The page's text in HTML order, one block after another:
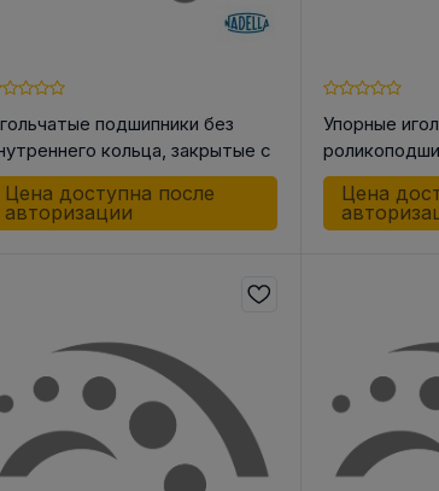
подшипники без
кольца, закрытые с
стороны DLF2012
Цена доступна после
авторизации
Упорные
Цена